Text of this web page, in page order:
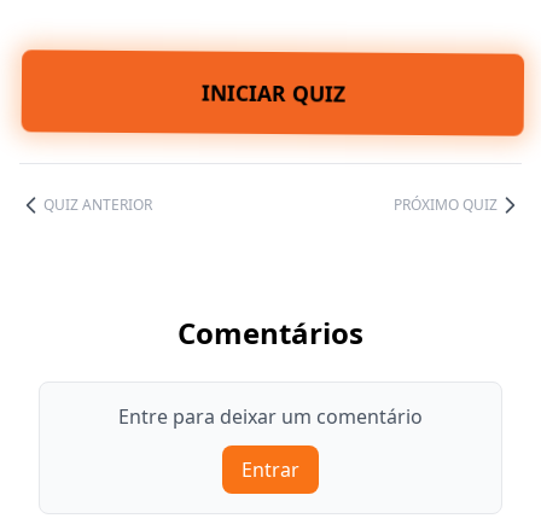
INICIAR QUIZ
QUIZ ANTERIOR PRÓXIMO QUIZ
Comentários
Entre para deixar um comentário
Entrar